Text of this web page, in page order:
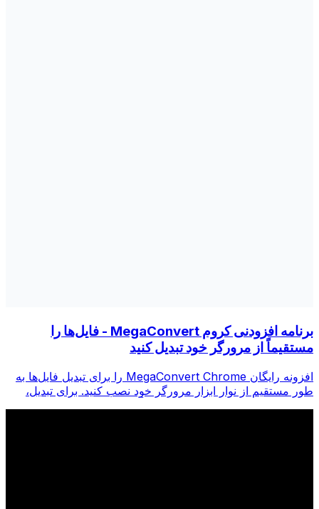
برنامه افزودنی کروم MegaConvert - فایل‌ها را
مستقیماً از مرورگر خود تبدیل کنید
افزونه رایگان MegaConvert Chrome را برای تبدیل فایل‌ها به
طور مستقیم از نوار ابزار مرورگر خود نصب کنید. برای تبدیل،